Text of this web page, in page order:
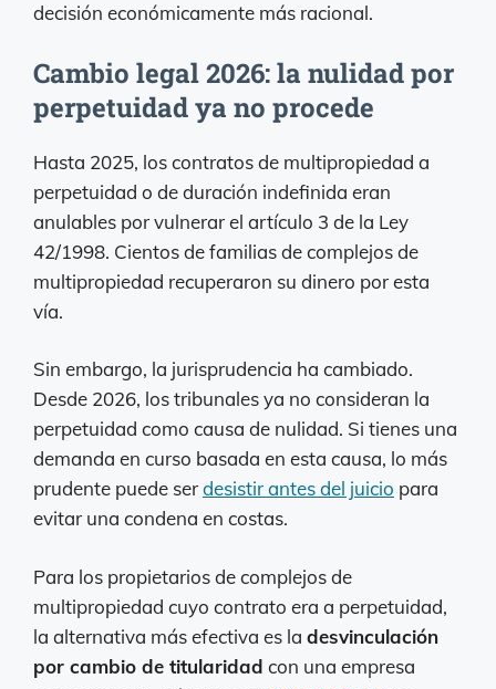
decisión económicamente más racional.
Cambio legal 2026: la nulidad por
perpetuidad ya no procede
Hasta 2025, los contratos de multipropiedad a
perpetuidad o de duración indefinida eran
anulables por vulnerar el artículo 3 de la Ley
42/1998. Cientos de familias de complejos de
multipropiedad recuperaron su dinero por esta
vía.
Sin embargo, la jurisprudencia ha cambiado.
Desde 2026, los tribunales ya no consideran la
perpetuidad como causa de nulidad. Si tienes una
demanda en curso basada en esta causa, lo más
prudente puede serdesistir antes del juicio para
evitar una condena en costas.
Para los propietarios de complejos de
multipropiedad cuyo contrato era a perpetuidad,
la alternativa más efectiva es la desvinculación
por cambio de titularidad con una empresa